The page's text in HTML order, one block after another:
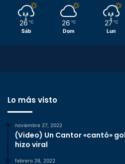
26 ℃
Sáb
26 ℃
Dom
27 ℃
Lun
Lo más visto
noviembre 27, 2022
(Video) Un Cantor «cantó»
hizo viral
febrero 26, 2022